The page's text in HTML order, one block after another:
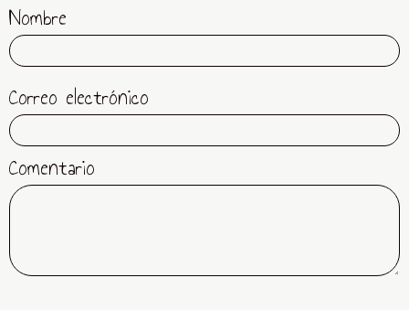
Nombre
Correo electrónico
Comentario